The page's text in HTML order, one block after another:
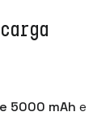
5000 mAh e